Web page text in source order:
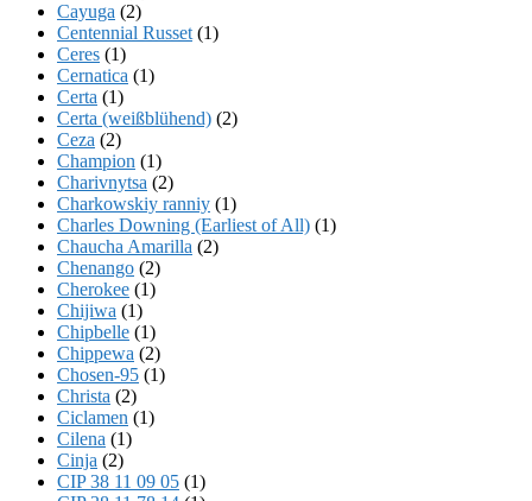
Cayuga (2)
Centennial Russet (1)
Ceres (1)
Cernatica (1)
Certa (1)
Certa (weißblühend) (2)
Ceza (2)
Champion (1)
Charivnytsa (2)
Charkowskiy ranniy (1)
Charles Downing (Earliest of All) (1)
Chaucha Amarilla (2)
Chenango (2)
Cherokee (1)
Chijiwa (1)
Chipbelle (1)
Chippewa (2)
Chosen-95 (1)
Christa (2)
Ciclamen (1)
Cilena (1)
Cinja (2)
CIP 38 11 09 05 (1)